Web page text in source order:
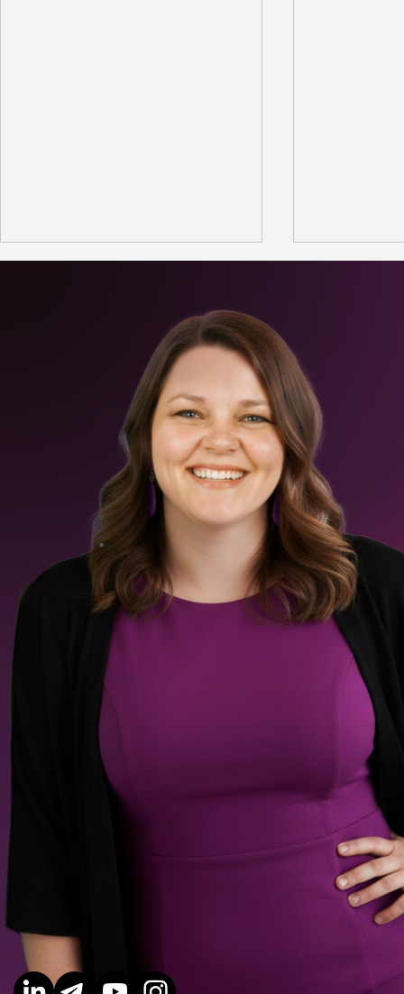
Konfliktfähigkeit: Der
unterschätzte
Schlüssel zum
Wachstum kleiner
Im Team
Treffen